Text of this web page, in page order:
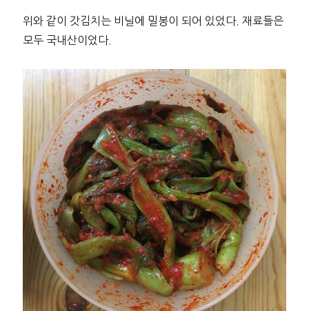
위와 같이 갓김치는 비닐에 밀봉이 되어 있었다. 재료들은
모두 국내산이었다.